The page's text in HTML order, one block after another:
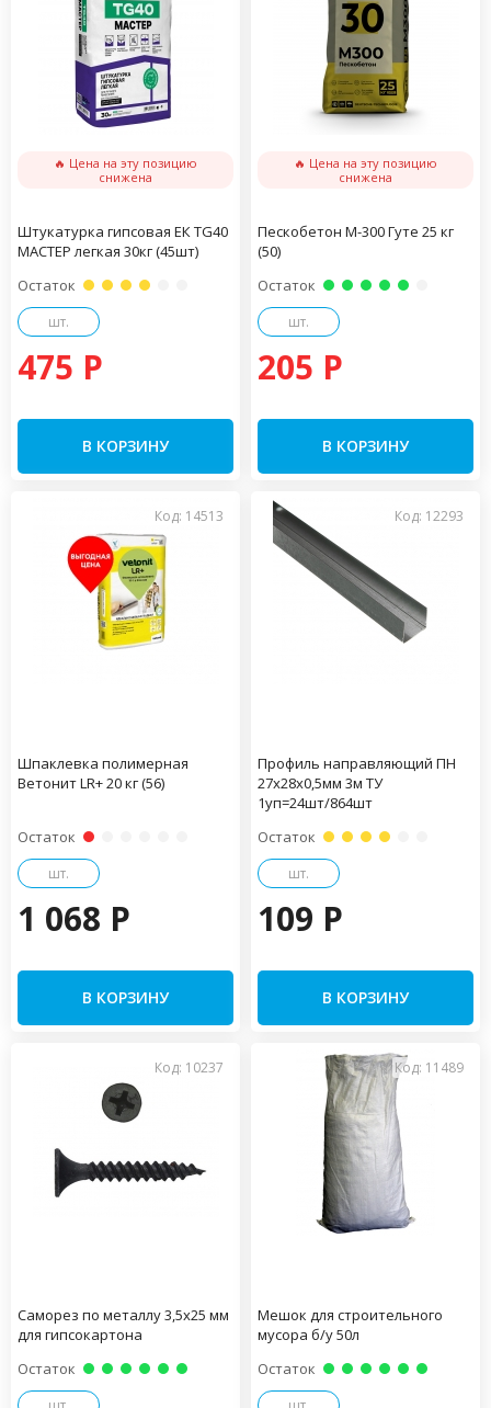
🔥 Цена на эту позицию
снижена
Штукатурка гипсовая ЕК TG40
МАСТЕР легкая 30кг (45шт)
Остаток
шт.
475 P
В КОРЗИНУ
🔥 Цена на эту позицию
снижена
Пескобетон М-300 Гуте 25 кг
(50)
Остаток
шт.
205 P
В КОРЗИНУ
Код: 14513
Шпаклевка полимерная
Ветонит LR+ 20 кг (56)
Остаток
шт.
1 068 P
В КОРЗИНУ
Код: 12293
Профиль направляющий ПН
27х28х0,5мм 3м ТУ
1уп=24шт/864шт
Остаток
шт.
109 P
В КОРЗИНУ
Код: 10237
Саморез по металлу 3,5х25 мм
для гипсокартона
Остаток
Код: 11489
Мешок для строительного
мусора б/у 50л
Остаток